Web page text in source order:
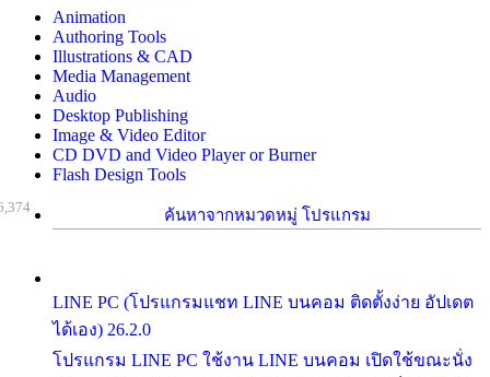
Animation
Authoring Tools
Illustrations & CAD
Media Management
Audio
Desktop Publishing
Image & Video Editor
CD DVD and Video Player or Burner
Flash Design Tools
ค้นหาจากหมวดหมู่ โปรแกรม
LINE PC (โปรแกรมแชท LINE บนคอม ติดตั้งง่าย อัปเดต
ได้เอง) 26.2.0
โปรแกรม LINE PC ใช้งาน LINE บนคอม เปิดใช้ขณะนั่ง